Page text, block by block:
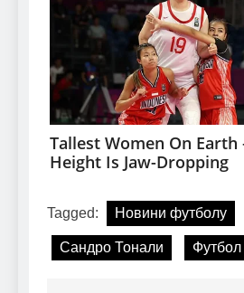
Tagged: Новини футболу
Сандро Тонали Футбол